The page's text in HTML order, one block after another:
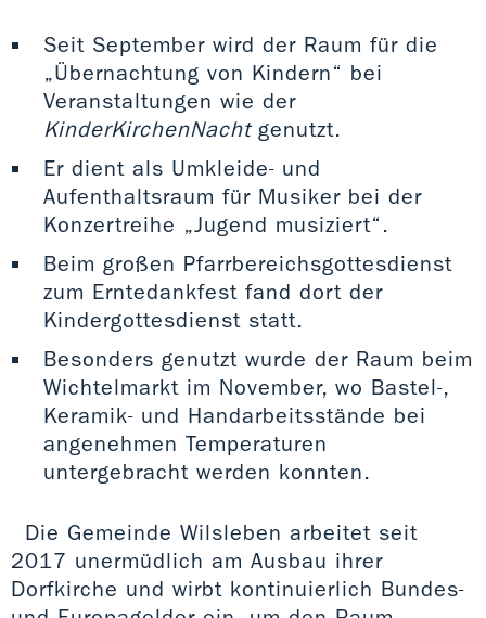
Seit September wird der Raum für die
„Übernachtung von Kindern“ bei
Veranstaltungen wie der
KinderKirchenNacht genutzt.
Er dient als Umkleide- und
Aufenthaltsraum für Musiker bei der
Konzertreihe „Jugend musiziert“.
Beim großen Pfarrbereichsgottesdienst
zum Erntedankfest fand dort der
Kindergottesdienst statt.
Besonders genutzt wurde der Raum beim
Wichtelmarkt im November, wo Bastel-,
Keramik- und Handarbeitsstände bei
angenehmen Temperaturen
untergebracht werden konnten.
Die Gemeinde Wilsleben arbeitet seit
2017 unermüdlich am Ausbau ihrer
Dorfkirche und wirbt kontinuierlich Bundes-